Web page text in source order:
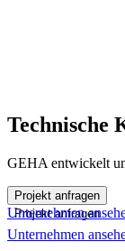
Technische
GEHA entwickelt
Projekt anfragen
Unternehmen